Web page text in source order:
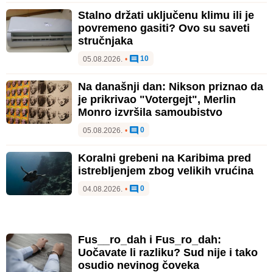
Stalno držati uključenu klimu ili je
povremeno gasiti? Ovo su saveti
stručnjaka
05.08.2026. • 10
Na današnji dan: Nikson priznao da
je prikrivao "Votergejt", Merlin
Monro izvršila samoubistvo
05.08.2026. • 0
Koralni grebeni na Karibima pred
istrebljenjem zbog velikih vrućina
04.08.2026. • 0
Fus__ro_dah i Fus_ro_dah:
Uočavate li razliku? Sud nije i tako
osudio nevinog čoveka